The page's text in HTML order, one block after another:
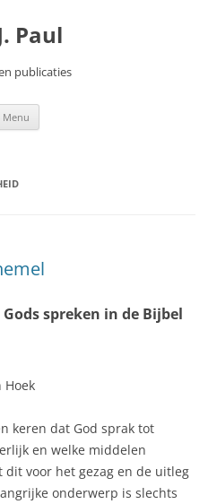
Paul
publicaties
Menu
spreken in de Bijbel
Hoek
keren dat God sprak tot
en welke middelen
dit voor het gezag en de uitleg
onderwerp is slechts